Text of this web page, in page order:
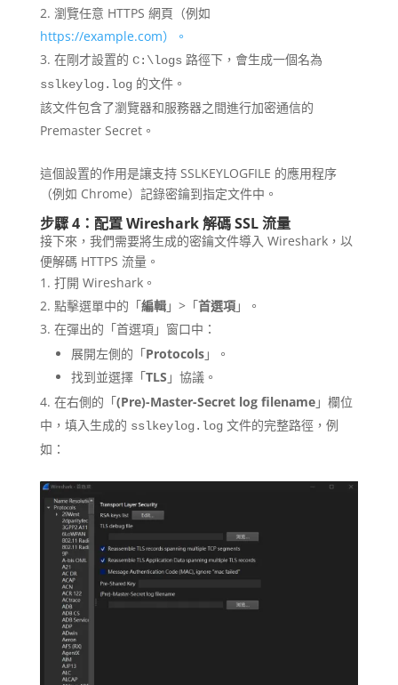
瀏覽任意 HTTPS 網頁（例如
https://example.com）。
在剛才設置的 C:\logs 路徑下，會生成一個名為
sslkeylog.log的文件。
該文件包含了瀏覽器和服務器之間進行加密通信的
Premaster Secret。
這個設置的作用是讓支持 SSLKEYLOGFILE 的應用程序
（例如 Chrome）記錄密鑰到指定文件中。
步驟 4：配置 Wireshark 解碼 SSL 流量
接下來，我們需要將生成的密鑰文件導入 Wireshark，以
便解碼 HTTPS 流量。
打開 Wireshark。
點擊選單中的「編輯」>「首選項」。
在彈出的「首選項」窗口中：
展開左側的「Protocols」。
找到並選擇「TLS 」協議。
在右側的「(Pre)-Master-Secret log filename」欄位
中，填入生成的 sslkeylog.log文件的完整路徑，例
如：